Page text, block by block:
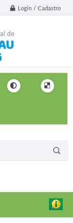
Login / Cadastro